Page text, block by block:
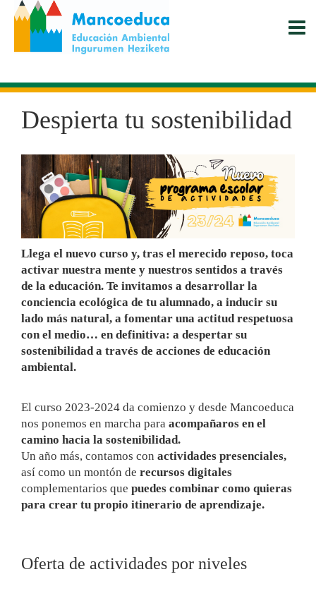
Pasar
contenido
principal
Despierta tu sostenibilidad
Llega el nuevo curso y, tras el merecido reposo, toca
activar nuestra mente y nuestros sentidos a través
de la educación. Te invitamos a desarrollar la
conciencia ecológica de tu alumnado, a inducir su
lado más natural, a fomentar una actitud respetuosa
con el medio… en definitiva: a despertar su
sostenibilidad a través de acciones de educación
ambiental.
El curso 2023-2024 da comienzo y desde Mancoeduca
nos ponemos en marcha para acompañaros en el
camino hacia la sostenibilidad.
Un año más, contamos con actividades presenciales,
así como un montón de recursos digitales
complementarios que puedes combinar como quieras
para crear tu propio itinerario de aprendizaje.
Oferta de actividades por niveles